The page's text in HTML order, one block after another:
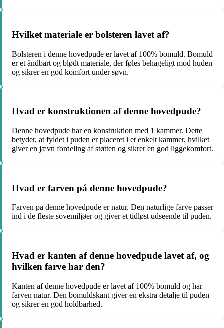
Hvilket materiale er bolsteren lavet af?
Bolsteren i denne hovedpude er lavet af 100% bomuld. Bomuld
er et åndbart og blødt materiale, der føles behageligt mod huden
og sikrer en god komfort under søvn.
Hvad er konstruktionen af denne hovedpude?
Denne hovedpude har en konstruktion med 1 kammer. Dette
betyder, at fyldet i puden er placeret i et enkelt kammer, hvilket
giver en jævn fordeling af støtten og sikrer en god liggekomfort.
Hvad er farven på denne hovedpude?
Farven på denne hovedpude er natur. Den naturlige farve passer
ind i de fleste sovemiljøer og giver et tidløst udseende til puden.
Hvad er kanten af denne hovedpude lavet af, og
hvilken farve har den?
Kanten af denne hovedpude er lavet af 100% bomuld og har
farven natur. Den bomuldskant giver en ekstra detalje til puden
og sikrer en god holdbarhed.